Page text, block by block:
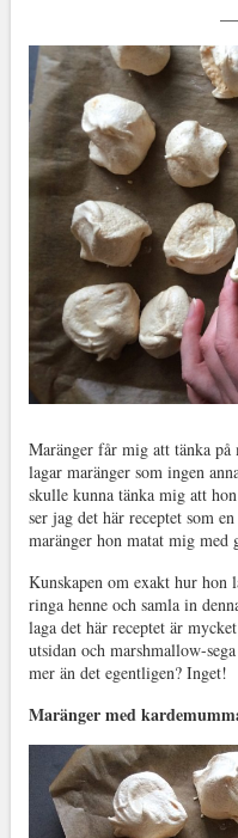
Maränger får mig att tänka
lagar maränger som ingen
skulle kunna tänka mig att
ser jag det här receptet som
maränger hon matat mig med
Kunskapen om exakt hur hon
ringa henne och samla in
laga det här receptet är
utsidan och marshmallow-
mer än det egentligen? Inget!
Maränger med